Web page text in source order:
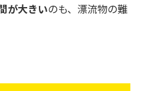
が大きいのも、漂流物の難